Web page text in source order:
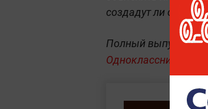
создадут ли они
Полный выпуск шоу
Одноклассники